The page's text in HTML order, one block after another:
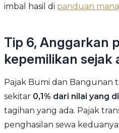
imbal hasil di panduan
Tip 6, Anggarkan
kepemilikan sejak
Pajak Bumi dan Bangunan
sekitar 0,1% dari nilai yang
tagihan yang ada. Pajak
penghasilan sewa